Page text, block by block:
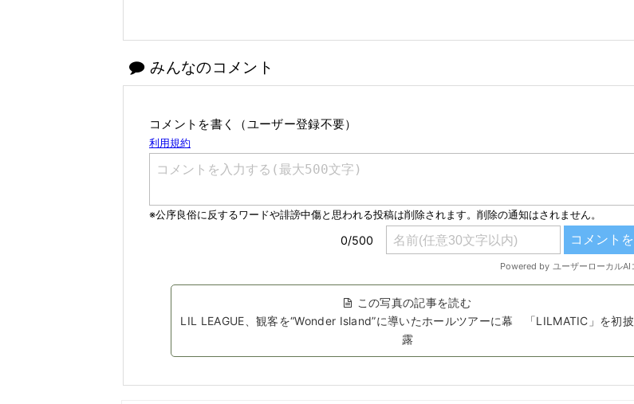
みんなのコメント
コメントを書く（ユーザー登録不要）
この写真の記事を読む
LIL LEAGUE、観客を“Wonder Island”に導いたホールツアーに幕 「LILMATIC」を初披
露